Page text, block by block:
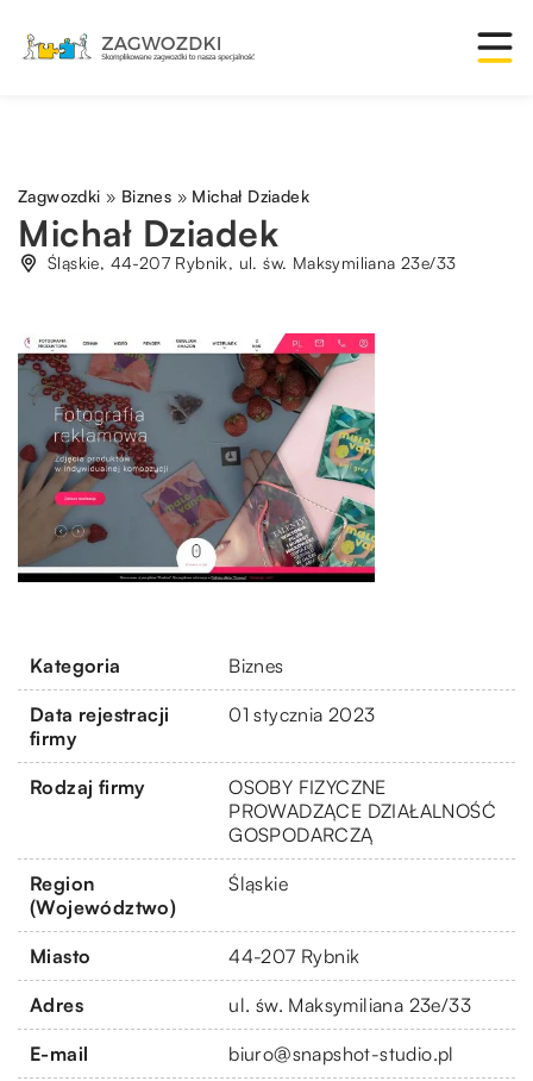
Zagwozdki » Biznes » Michał Dziadek
Michał Dziadek
Śląskie, 44-207 Rybnik, ul. św. Maksymiliana 23e/33
Kategoria Biznes
Data rejestracji
firmy
01 stycznia 2023
Rodzaj firmy
OSOBY FIZYCZNE
PROWADZĄCE DZIAŁALNOŚĆ
GOSPODARCZĄ
Region
(Województwo)
Śląskie
Miasto 44-207 Rybnik
Adres ul. św. Maksymiliana 23e/33
E-mail biuro@snapshot-studio.pl